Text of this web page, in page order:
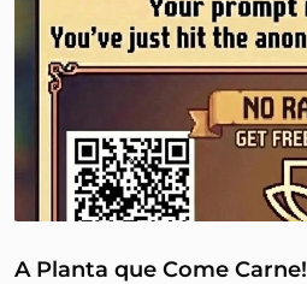
A Planta que Come Carne!